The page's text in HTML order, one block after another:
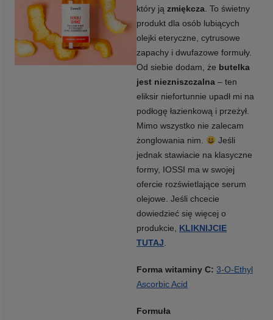
który ją zmiękcza. To świetny
produkt dla osób lubiących
olejki eteryczne, cytrusowe
zapachy i dwufazowe formuły.
Od siebie dodam, że butelka
jest niezniszczalna – ten
eliksir niefortunnie upadł mi na
podłogę łazienkową i przeżył.
Mimo wszystko nie zalecam
żonglowania nim.
Jeśli
jednak stawiacie na klasyczne
formy, IOSSI ma w swojej
ofercie rozświetlające serum
olejowe. Jeśli chcecie
dowiedzieć się więcej o
produkcie, KLIKNIJCIE
TUTAJ.
Forma witaminy C: 3-O-Ethyl
Ascorbic Acid
Formuła